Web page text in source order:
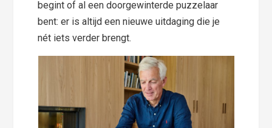
begint of al een doorgewinterde puzzelaar
bent: er is altijd een nieuwe uitdaging die je
nét iets verder brengt.